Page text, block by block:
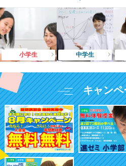
小学生 中学生
キャンペ